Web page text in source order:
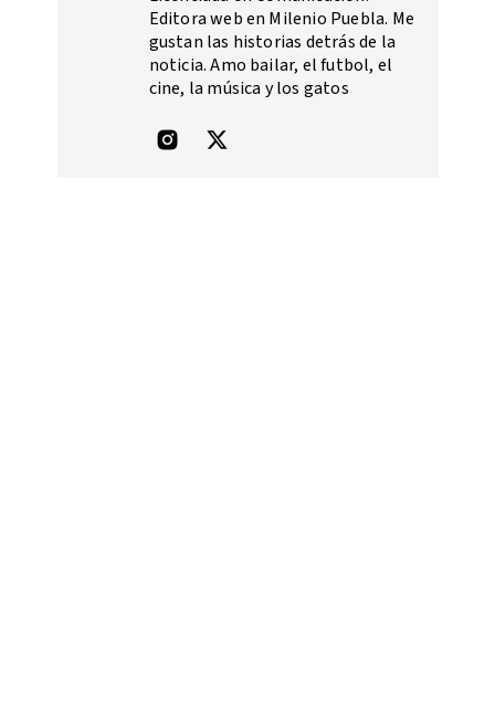
Editora web en Milenio Puebla. Me
gustan las historias detrás de la
noticia. Amo bailar, el futbol, el
cine, la música y los gatos